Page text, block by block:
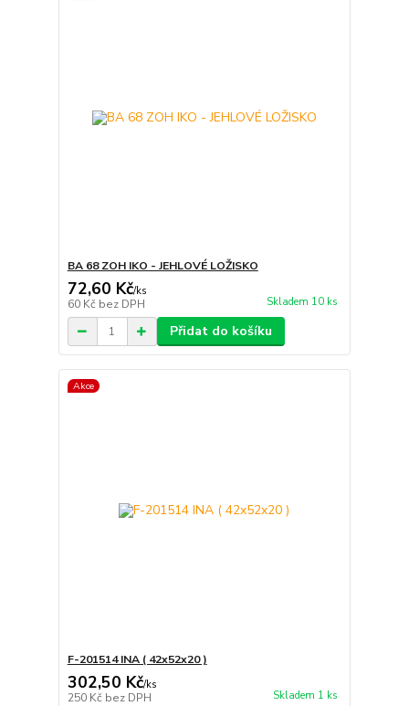
BA 68 ZOH IKO - JEHLOVÉ LOŽISKO
72,60 Kč/ks
60 Kč bez DPH Skladem 10 ks
Přidat do košíku
Akce
F-201514 INA ( 42x52x20 )
302,50 Kč/ks
250 Kč bez DPH Skladem 1 ks